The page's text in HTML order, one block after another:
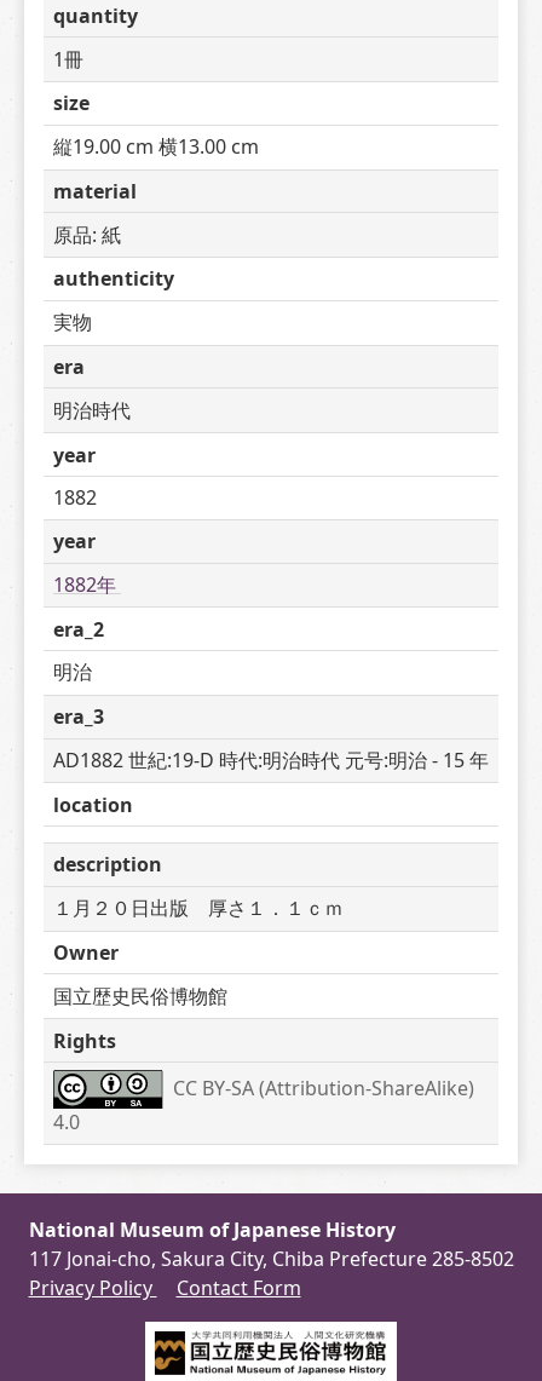
quantity
1冊
size
縦19.00 cm 横13.00 cm
material
原品: 紙
authenticity
実物
era
明治時代
year
1882
year
1882年
era_2
明治
era_3
AD1882 世紀:19-D 時代:明治時代 元号:明治 - 15 年
location
description
１月２０日出版　厚さ１．１ｃｍ
Owner
国立歴史民俗博物館
Rights
CC BY-SA (Attribution-ShareAlike)
4.0
National Museum of Japanese History
117 Jonai-cho, Sakura City, Chiba Prefecture 285-8502
Privacy Policy
Contact Form